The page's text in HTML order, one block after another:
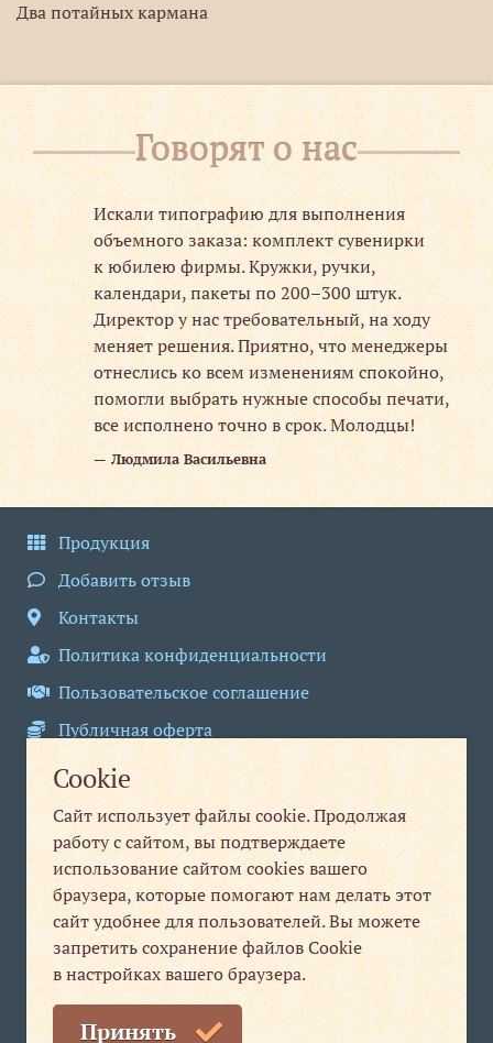
Cookie
Сайт использует файлы cookie. Продолжая
работу с сайтом, вы подтверждаете
использование сайтом cookies вашего
браузера, которые помогают нам делать этот
сайт удобнее для пользователей. Вы можете
запретить сохранение файлов Cookie
в настройках вашего браузера.
Принять
Два потайных кармана
Говорят о нас
Искали типографию для выполнения
объемного заказа: комплект сувенирки
к юбилею фирмы. Кружки, ручки,
календари, пакеты по 200–300 штук.
Директор у нас требовательный, на ходу
меняет решения. Приятно, что менеджеры
отнеслись ко всем изменениям спокойно,
помогли выбрать нужные способы печати,
все исполнено точно в срок. Молодцы!
Людмила Васильевна
Продукция
Добавить отзыв
Контакты
Политика конфиденциальности
Пользовательское соглашение
Публичная оферта
Н. Новгород,ул. Варварская, д. 10/25
Юридическим лицам
+7 831 280-84-31
info@nt-nn.com
пн-пт 09:00-18:00
Физическим лицам
+7 831 280-99-20
print1@nt-nn.com
пн-пт 08:30-19:30
сб, вс выходной
Мы в соцсетях